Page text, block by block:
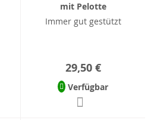
mit Pelotte
Immer gut gestützt
29,50 €
Verfügbar